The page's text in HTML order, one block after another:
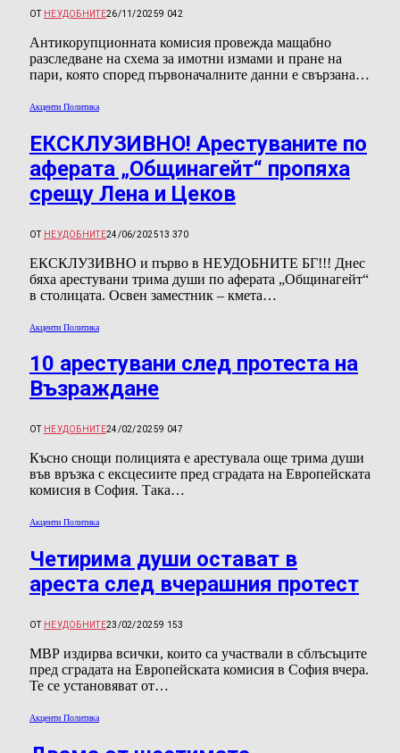
ОТ НЕУДОБНИТЕ26/11/20259 042
Антикорупционната комисия провежда мащабно
разследване на схема за имотни измами и пране на
пари, която според първоначалните данни е свързана…
Акценти Политика
ЕКСКЛУЗИВНО! Арестуваните по
аферата „Общинагейт“ пропяха
срещу Лена и Цеков
ОТ НЕУДОБНИТЕ24/06/202513 370
ЕКСКЛУЗИВНО и първо в НЕУДОБНИТЕ БГ!!! Днес
бяха арестувани трима души по аферата „Общинагейт“
в столицата. Освен заместник – кмета…
Акценти Политика
10 арестувани след протеста на
Възраждане
ОТ НЕУДОБНИТЕ24/02/20259 047
Късно снощи полицията е арестувала още трима души
във връзка с ексцесиите пред сградата на Европейската
комисия в София. Така…
Акценти Политика
Четирима души остават в
ареста след вчерашния протест
ОТ НЕУДОБНИТЕ23/02/20259 153
МВР издирва всички, които са участвали в сблъсъците
пред сградата на Европейската комисия в София вчера.
Те се установяват от…
Акценти Политика